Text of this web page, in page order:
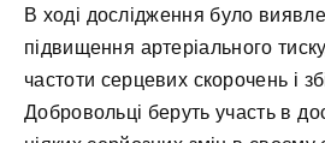
В ході дослідження було
підвищення артеріального
частоти серцевих скорочень і
Добровольці беруть участь в